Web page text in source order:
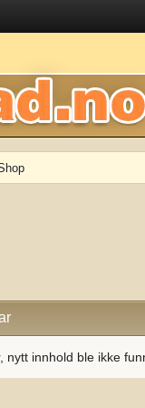
nytt innhold ble ikke